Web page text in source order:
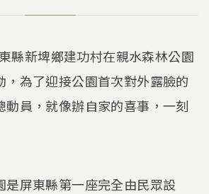
縣新埤鄉建功村在親水森林公園
，為了迎接公園首次對外露臉的
動員，就像辦自家的喜事，一刻
是屏東縣第一座完全由民眾設